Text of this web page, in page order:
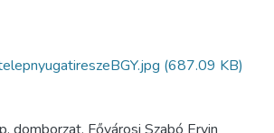
(687.09 KB)